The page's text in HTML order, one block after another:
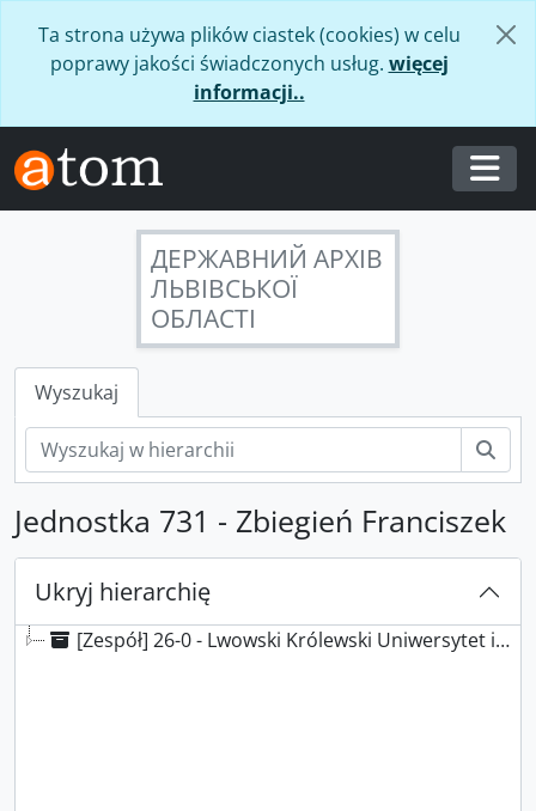
Ta strona używa plików ciastek (cookies) w celu
poprawy jakości świadczonych usług. więcej
informacji..
ДЕРЖАВНИЙ АРХІВ
ЛЬВІВСЬКОЇ
ОБЛАСТІ
Wyszukaj
Jednostka 731 - Zbiegień Franciszek
Ukryj hierarchię
[Zespół] 26-0 - Lwowski Królewski Uniwersytet im. Franciszka I (1817-1918) Uniwersytet Jana Kazimierza we Lwowie (1919-1939) / ЛЬBOBCKИЙ KOPOЛEBCKИЙ УНИBEPCИTET ИМ. ФPAНЦA I (1817-1918) УНИBEPCИTET ИМ. ЯНA KAЗИМИPA ВO ЛЬBOBE (1919-1939)